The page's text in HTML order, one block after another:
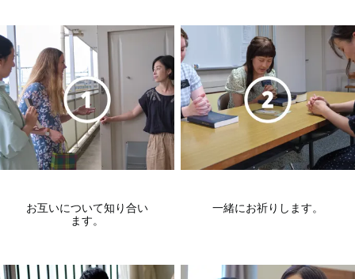
お互いについて知り合い
ます。
一緒にお祈りします。